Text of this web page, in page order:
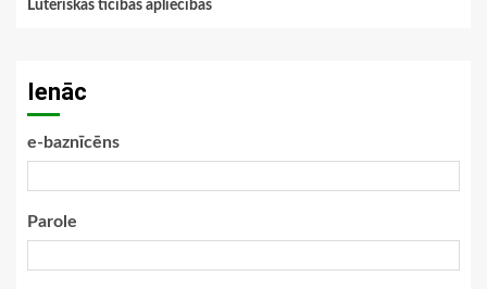
Luteriskās ticības apliecības
Ienāc
e-baznīcēns
Parole